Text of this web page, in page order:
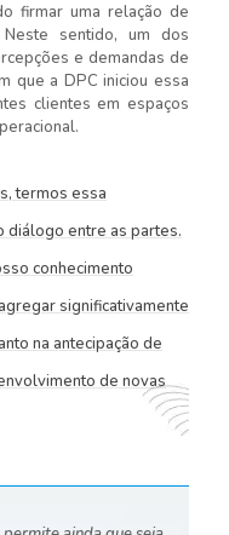
firmar uma relação de
sentido, um dos
e demandas de
que a DPC iniciou essa
clientes em espaços
termos essa
diálogo entre as partes.
conhecimento
significativamente
na antecipação de
de novas